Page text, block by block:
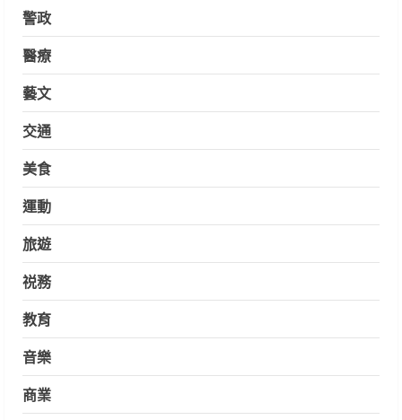
警政
醫療
藝文
交通
美食
運動
旅遊
祱務
教育
音樂
商業